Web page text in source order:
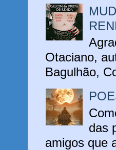
Otaciano,
Bagulhão,
das
amigos que